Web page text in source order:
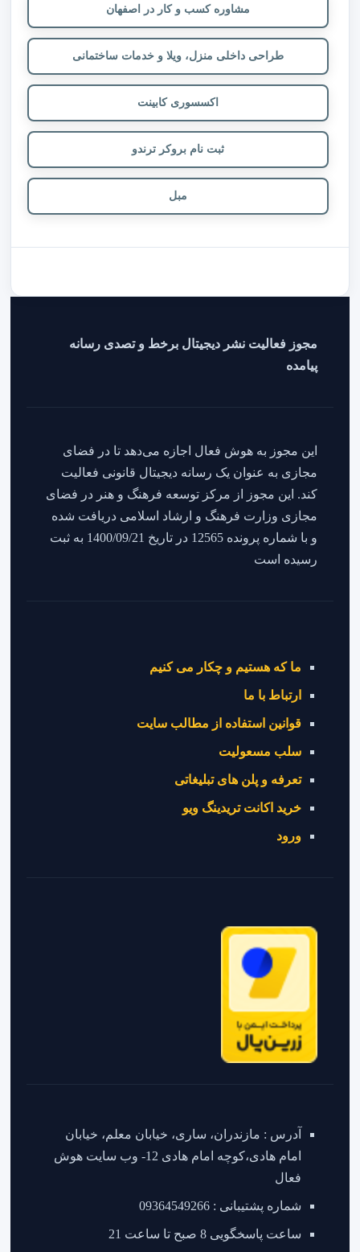
مشاوره کسب و کار در اصفهان
طراحی داخلی منزل، ویلا و خدمات ساختمانی
اکسسوری کابینت
ثبت نام بروکر ترندو
مبل
مجوز فعالیت نشر دیجیتال برخط و تصدی رسانه
پیامده
این مجوز به هوش فعال اجازه می‌دهد تا در فضای
مجازی به عنوان یک رسانه دیجیتال قانونی فعالیت
کند. این مجوز از مرکز توسعه فرهنگ و هنر در فضای
مجازی وزارت فرهنگ و ارشاد اسلامی دریافت شده
و با شماره پرونده 12565 در تاریخ 1400/09/21 به ثبت
رسیده است
ما که هستیم و چکار می کنیم
ارتباط با ما
قوانین استفاده از مطالب سایت
سلب مسعولیت
تعرفه و پلن های تبلیغاتی
خرید اکانت تریدینگ ویو
ورود
آدرس : مازندران، ساری، خیابان معلم، خیابان
امام هادی،کوچه امام هادی 12- وب سایت هوش
فعال
شماره پشتیبانی : 09364549266
ساعت پاسخگویی 8 صبح تا ساعت 21